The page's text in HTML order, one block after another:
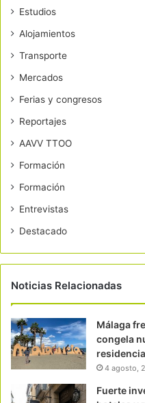
Estudios
Alojamientos
Transporte
Mercados
Ferias y congresos
Reportajes
AAVV TTOO
Formación
Formación
Entrevistas
Destacado
Noticias Relacionadas
Málaga
congela
4 agosto,
Fuerte